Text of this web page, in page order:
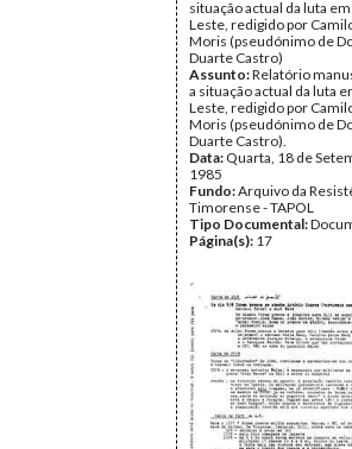
situação actual da luta
Leste, redigido por
Moris (pseudónimo de
Duarte Castro)
Assunto:Relatório
a situação actual da luta
Leste, redigido por
Moris (pseudónimo de
Duarte Castro).
Data: Quarta, 18 de
1985
Fundo:Arquivo da
Timorense - TAPOL
Tipo Documental:
Página(s): 17